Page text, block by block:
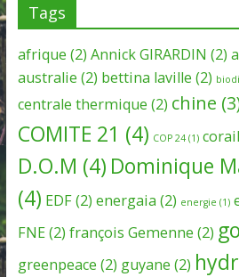
Tags
afrique (2) Annick GIRARDIN (2)
australie (2) bettina laville (2)
centrale thermique (2) chine
COMITE 21 (4) COP 24(1) corail
D.O.M (4) Dominique
(4) EDF(2) energaia (2) energie (1)
FNE(2) françois Gemenne (2)
greenpeace (2) guyane (2)